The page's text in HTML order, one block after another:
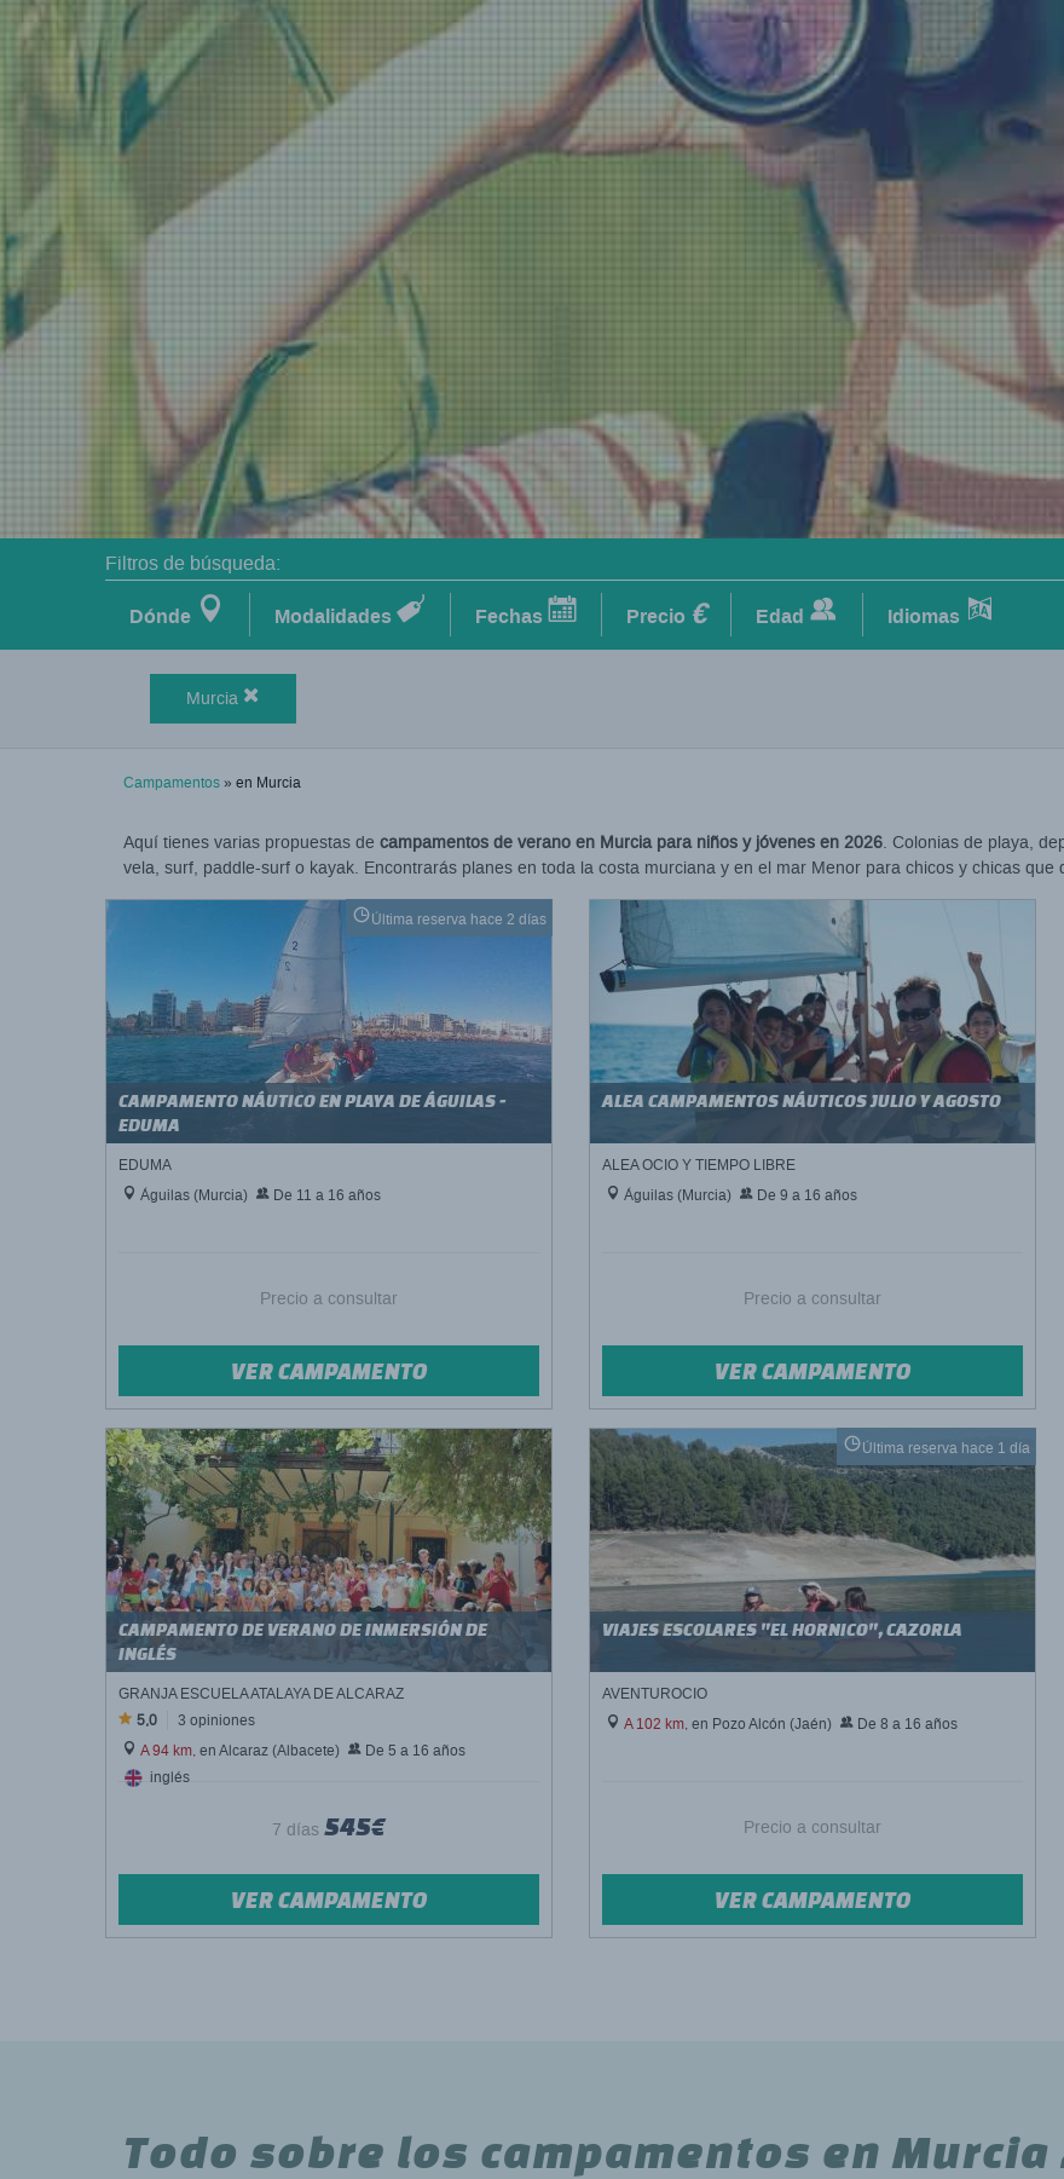
Filtros de búsqueda:
Dónde Modalidades Fechas Precio € Edad Idiomas
Murcia
Campamentos» en Murcia
Aquí tienes varias propuestas de campamentos de verano en Murcia para niños y jóvenes en 2026. Colonias de playa,
vela, surf, paddle-surf o kayak. Encontrarás planes en toda la costa murciana y en el mar Menor para chicos y chicas
Última reserva hace 2 días
CAMPAMENTO NÁUTICO EN PLAYA DE ÁGUILAS -
EDUMA
EDUMA
Águilas (Murcia)
De 11 a 16 años
Precio a consultar
VER CAMPAMENTO
ALEA CAMPAMENTOS NÁUTICOS JULIO Y AGOSTO
ALEA OCIO Y TIEMPO LIBRE
Águilas (Murcia)
De 9 a 16 años
Precio a consultar
VER CAMPAMENTO
CAMPAMENTO DE VERANO DE INMERSIÓN DE
INGLÉS
GRANJA ESCUELA ATALAYA DE ALCARAZ
5,0
3 opiniones
A 94 km,en Alcaraz (Albacete)
De 5 a 16 años
inglés
7 días 545€
VER CAMPAMENTO
Última reserva hace 1 día
VIAJES ESCOLARES "EL HORNICO", CAZORLA
AVENTUROCIO
A 102 km,en Pozo Alcón (Jaén) De 8 a 16 años
Precio a consultar
VER CAMPAMENTO
Todo sobre los campamentos en Murcia